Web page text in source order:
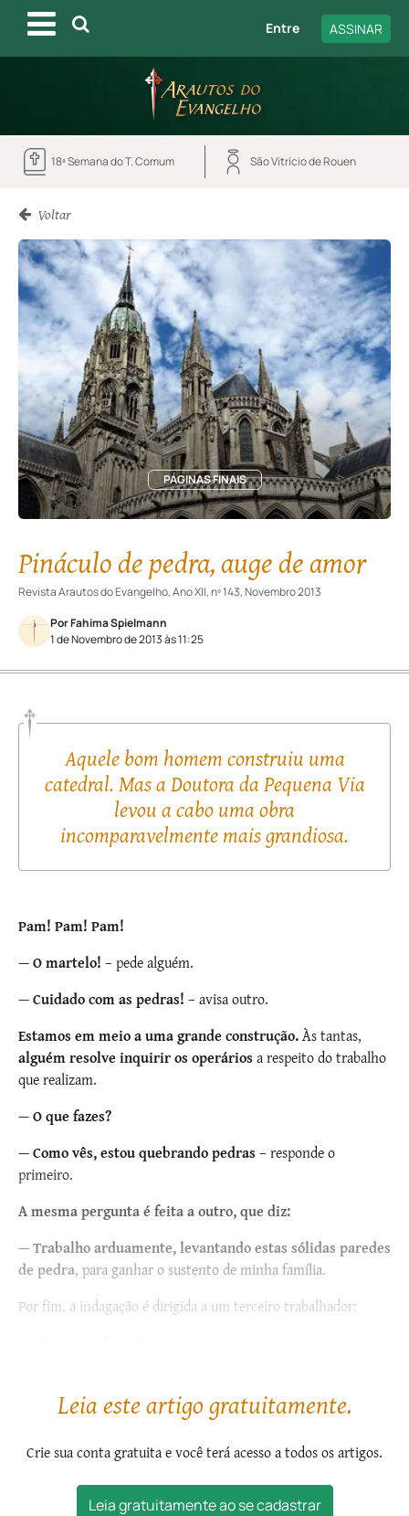
Entre ASSINAR
18ª Semana do T. Comum São Vitrício de Rouen
Voltar
PÁGINAS FINAIS
Pináculo de pedra, auge de amor
Revista Arautos do Evangelho, Ano XII, nº 143, Novembro 2013
Por Fahima Spielmann
1 de Novembro de 2013 às 11:25
Aquele bom homem construiu uma
catedral. Mas a Doutora da Pequena Via
levou a cabo uma obra
incomparavelmente mais grandiosa.
Pam! Pam! Pam!
—O martelo! – pede alguém.
—Cuidado com as pedras! – avisa outro.
Estamos em meio a uma grande construção.Às tantas,
alguém resolve inquirir os operários a respeito do trabalho
que realizam.
—O que fazes?
—Como vês, estou quebrando pedras – responde o
primeiro.
A mesma pergunta é feita a outro, que diz:
—Trabalho arduamente, levantando estas sólidas paredes
de pedra, para ganhar o sustento de minha família.
Por fim, a indagação é dirigida a um terceiro trabalhador:
Leia este artigo gratuitamente.
Crie sua conta gratuita e você terá acesso a todos os artigos.
Leia gratuitamente ao se cadastrar